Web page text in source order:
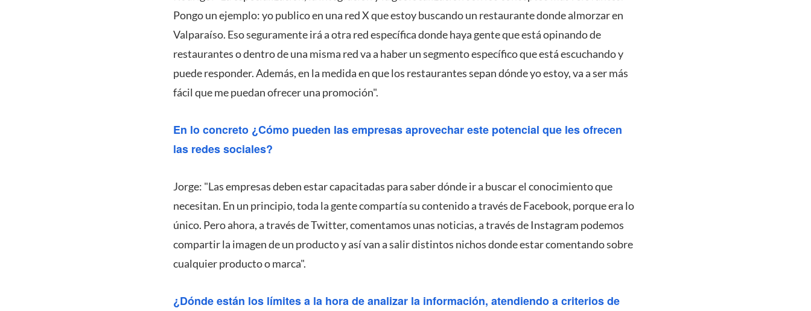
Pongo un ejemplo: yo publico en una red X que estoy buscando un restaurante donde almorzar en
Valparaíso. Eso seguramente irá a otra red específica donde haya gente que está opinando de
restaurantes o dentro de una misma red va a haber un segmento específico que está escuchando y
puede responder. Además, en la medida en que los restaurantes sepan dónde yo estoy, va a ser más
fácil que me puedan ofrecer una promoción".
En lo concreto ¿Cómo pueden las empresas aprovechar este potencial que les ofrecen
las redes sociales?
Jorge: "Las empresas deben estar capacitadas para saber dónde ir a buscar el conocimiento que
necesitan. En un principio, toda la gente compartía su contenido a través de Facebook, porque era lo
único. Pero ahora, a través de Twitter, comentamos unas noticias, a través de Instagram podemos
compartir la imagen de un producto y así van a salir distintos nichos donde estar comentando sobre
cualquier producto o marca".
¿Dónde están los límites a la hora de analizar la información, atendiendo a criterios de